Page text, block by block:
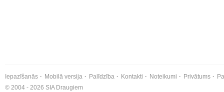
Iepazīšanās Mobilā versija Palīdzība Kontakti Noteikumi Privātums
© 2004 - 2026 SIA Draugiem